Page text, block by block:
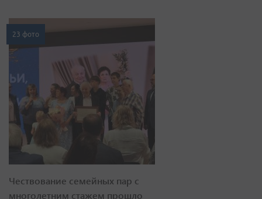
23 фото
Чествование семейных пар с
многолетним стажем прошло